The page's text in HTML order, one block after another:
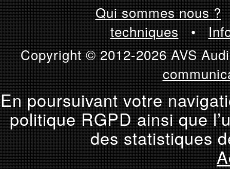
Qui sommes nous ?
techniques•
Copyright © 2012-2026 AVS
En poursuivant votre
politique RGPD ainsi que
des statistiques